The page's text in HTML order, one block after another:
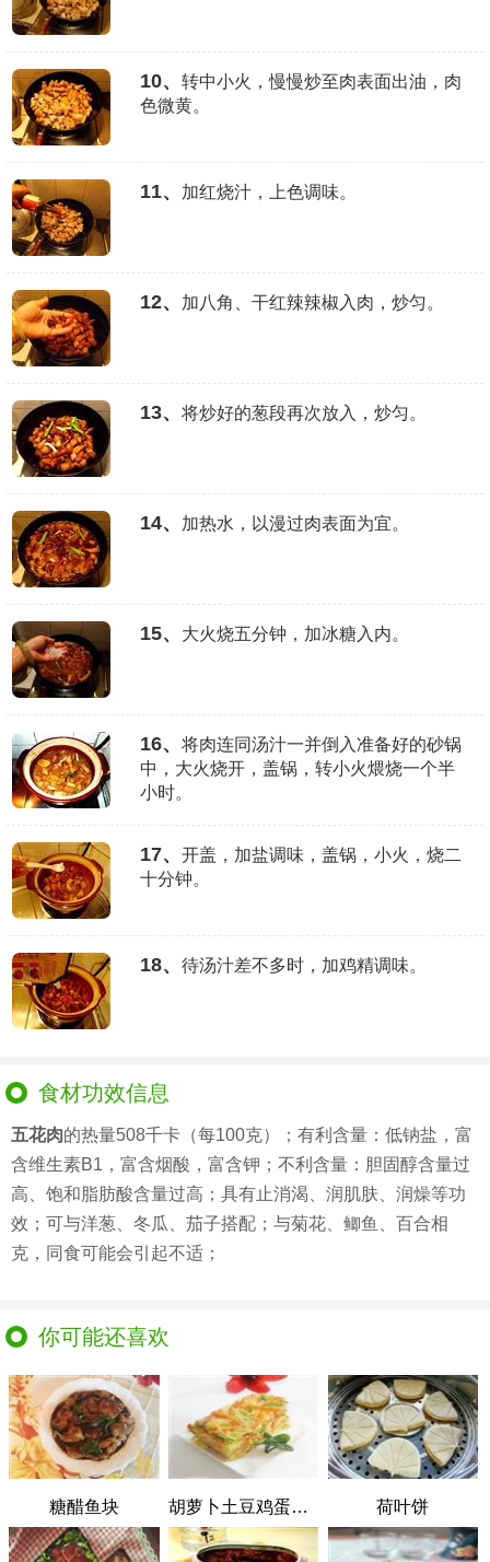
10、
转中小火，慢慢炒至肉表面出油，肉
色微黄。
11、 加红烧汁，上色调味。
12、 加八角、干红辣辣椒入肉，炒匀。
13、 将炒好的葱段再次放入，炒匀。
14、 加热水，以漫过肉表面为宜。
15、 大火烧五分钟，加冰糖入内。
16、
将肉连同汤汁一并倒入准备好的砂锅
中，大火烧开，盖锅，转小火煨烧一个半
小时。
17、
开盖，加盐调味，盖锅，小火，烧二
十分钟。
18、 待汤汁差不多时，加鸡精调味。
食材功效信息
五花肉的热量508千卡（每100克）；有利含量：低钠盐，富
含维生素B1，富含烟酸，富含钾；不利含量：胆固醇含量过
高、饱和脂肪酸含量过高；具有止消渴、润肌肤、润燥等功
效；可与洋葱、冬瓜、茄子搭配；与菊花、鲫鱼、百合相
克，同食可能会引起不适；
你可能还喜欢
糖醋鱼块 胡萝卜土豆鸡蛋煎饼 荷叶饼